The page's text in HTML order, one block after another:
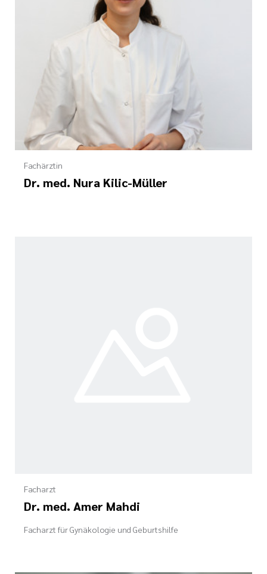
Fachärztin
Dr. med. Nura Kilic-Müller
Facharzt
Dr. med. Amer Mahdi
Facharzt für Gynäkologie und Geburtshilfe